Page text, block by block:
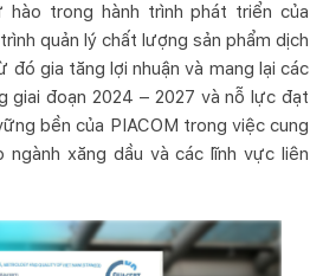
trong hành trình phát triển của
quản lý chất lượng sản phẩm dịch
gia tăng lợi nhuận và mang lại các
giai đoạn 2024 – 2027 và nỗ lực đạt
bền của PIACOM trong việc cung
xăng dầu và các lĩnh vực liên